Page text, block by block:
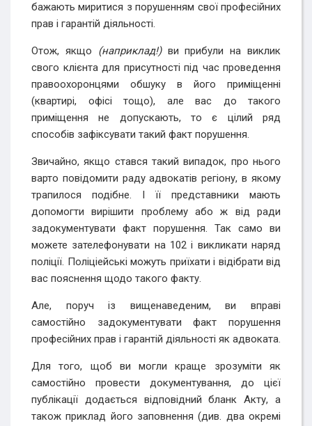
бажають миритися з порушенням свої професійних
прав і гарантій діяльності.
Отож, якщо (наприклад!)ви прибули на виклик
свого клієнта для присутності під час проведення
правоохоронцями обшуку в його приміщенні
(квартирі, офісі тощо), але вас до такого
приміщення не допускають, то є цілий ряд
способів зафіксувати такий факт порушення.
Звичайно, якщо стався такий випадок, про нього
варто повідомити раду адвокатів регіону, в якому
трапилося подібне. І її представники мають
допомогти вирішити проблему або ж від ради
задокументувати факт порушення. Так само ви
можете зателефонувати на 102 і викликати наряд
поліції. Поліціейські можуть приїхати і відібрати від
вас пояснення щодо такого факту.
Але, поруч із вищенаведеним, ви вправі
самостійно задокументувати факт порушення
професійних прав і гарантій діяльності як адвоката.
Для того, щоб ви могли краще зрозуміти як
самостійно провести документування, до цієї
публікації додається відповідний бланк Акту, а
також приклад його заповнення (див. два окремі